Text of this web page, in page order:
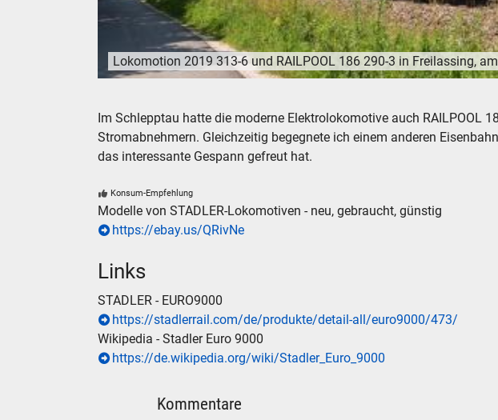
Lokomotion 2019 313-6 und RAILPOOL 186 290-3 in Freilassing,
Im Schlepptau hatte die moderne Elektrolokomotive auch RAILPOOL
Stromabnehmern. Gleichzeitig begegnete ich einem anderen
das interessante Gespann gefreut hat.
Konsum-Empfehlung
Modelle von STADLER-Lokomotiven - neu, gebraucht, günstig
https://ebay.us/QRivNe
Links
STADLER - EURO9000
https://stadlerrail.com/de/produkte/detail-all/euro9000/473/
Wikipedia - Stadler Euro 9000
https://de.wikipedia.org/wiki/Stadler_Euro_9000
Kommentare